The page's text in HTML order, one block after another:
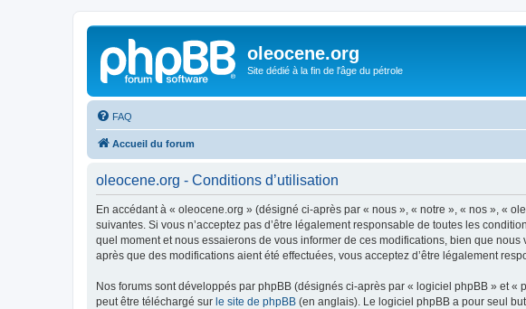
oleocene.org
Site dédié à la fin de l'âge du pétrole
FAQ
Accueil du forum
oleocene.org - Conditions d’utilisation
En accédant à « oleocene.org » (désigné ci-après par « nous », « notre », « nos », «
suivantes. Si vous n’acceptez pas d’être légalement responsable de toutes les
quel moment et nous essaierons de vous informer de ces modifications, bien que
après que des modifications aient été effectuées, vous acceptez d’être légalement
Nos forums sont développés par phpBB (désignés ci-après par « logiciel phpBB » et
peut être téléchargé sur le site de phpBB (en anglais). Le logiciel phpBB a pour seul